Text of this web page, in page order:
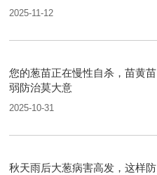
2025-11-12
您的葱苗正在慢性自杀，苗黄苗
弱防治莫大意
2025-10-31
秋天雨后大葱病害高发，这样防